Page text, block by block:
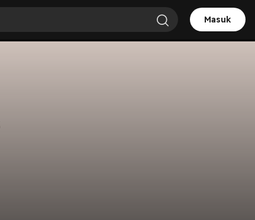
Masuk